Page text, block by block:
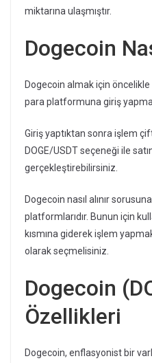
miktarına ulaşmıştır.
Dogecoin
Dogecoin almak için öncelikle
para platformuna giriş
Giriş yaptıktan sonra işlem
DOGE/USDT seçeneği ile
gerçekleştirebilirsiniz.
Dogecoin nasıl alınır
platformlarıdır. Bunun için
kısmına giderek işlem
olarak seçmelisiniz.
Dogecoin
Özellikleri
Dogecoin, enflasyonist bir